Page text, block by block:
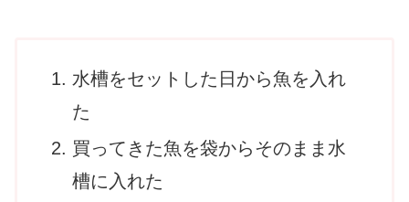
水槽をセットした日から魚を入れ
た
買ってきた魚を袋からそのまま水
槽に入れた